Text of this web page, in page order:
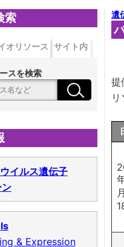
クローン検索
クローンセッ
タンパク質産生
ベクター
組換えウイルス
バイオマスコレ
BRCゲノムDNA
コラーゲン
遺
提
月
索
オリソース サイト内
スを検索
イルス遺伝子
& Expression